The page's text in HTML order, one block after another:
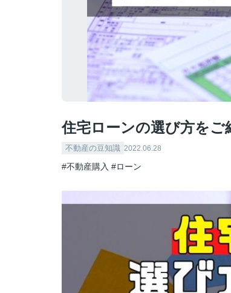
住宅ローンの選び方をご
不動産の豆知識 2022.06.28
#不動産購入 #ローン